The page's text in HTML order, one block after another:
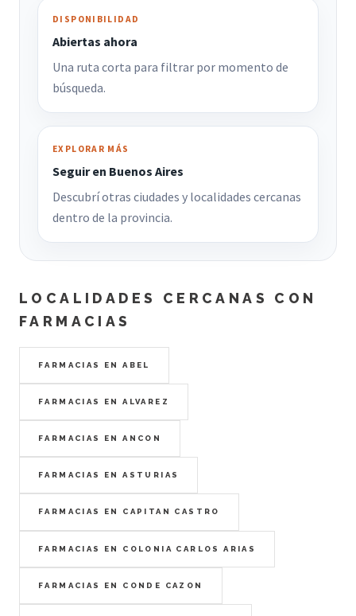
DISPONIBILIDAD
Abiertas ahora
Una ruta corta para filtrar por momento de
búsqueda.
EXPLORAR MÁS
Seguir en Buenos Aires
Descubrí otras ciudades y localidades cercanas
dentro de la provincia.
LOCALIDADES CERCANAS CON
FARMACIAS
FARMACIAS EN ABEL
FARMACIAS EN ALVAREZ
FARMACIAS EN ANCON
FARMACIAS EN ASTURIAS
FARMACIAS EN CAPITAN CASTRO
FARMACIAS EN COLONIA CARLOS ARIAS
FARMACIAS EN CONDE CAZON